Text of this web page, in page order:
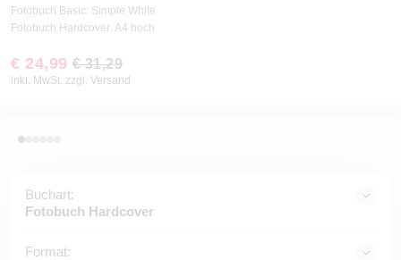
Fotobuch Basic: Simple White
Fotobuch Hardcover: A4 hoch
€ 24,99 € 31,29
inkl. MwSt. zzgl. Versand
Buchart:
Fotobuch Hardcover
Format: